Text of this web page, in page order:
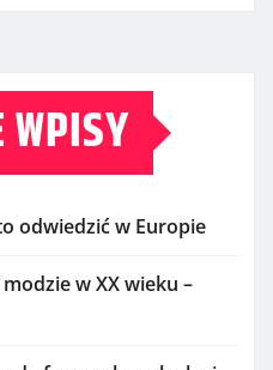
WPISY
odwiedzić w Europie
w XX wieku –